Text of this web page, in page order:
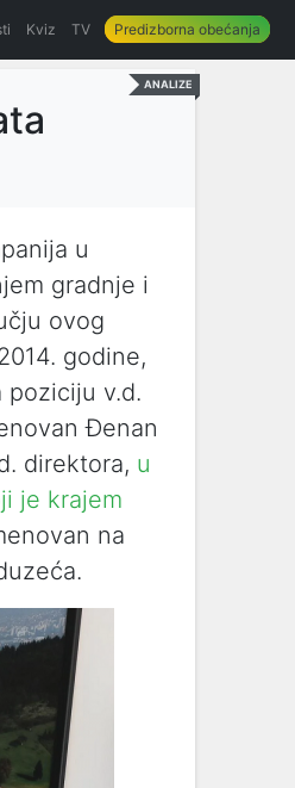
Kviz TV Predizborna obećanja
ANALIZE
u
gradnje i
ovog
godine,
poziciju v.d.
Đenan
direktora, u
je krajem
na